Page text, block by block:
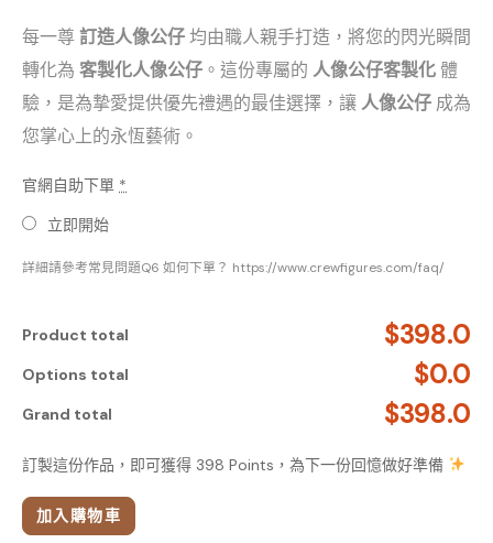
每一尊訂造人像公仔均由職人親手打造，將您的閃光瞬間
轉化為 客製化人像公仔 。這份專屬的 人像公仔客製化 體
驗，是為摯愛提供優先禮遇的最佳選擇，讓人像公仔 成為
您掌心上的永恆藝術。
官網自助下單 *
立即開始
詳細請參考常見問題Q6 如何下單？ https://www.crewfigures.com/faq/
Product total $398.0
Options total $0.0
Grand total $398.0
訂製這份作品，即可獲得 398 Points，為下一份回憶做好準備
加入購物車